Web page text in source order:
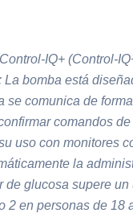
IQ+ (Control-
La bomba está
comunica de
comandos
uso con monitores
la
glucosa supere
2 en personas de 18